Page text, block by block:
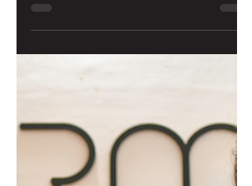
como aprendizaje técnico, sino como un
sino de quién estás eligiendo ser mientras